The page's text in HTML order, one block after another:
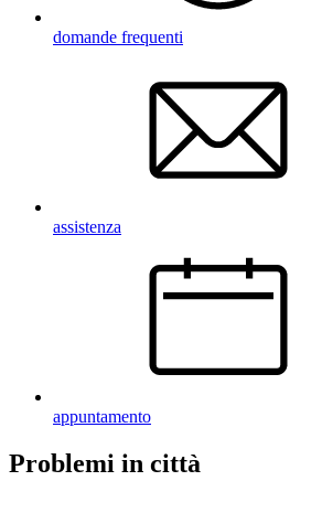
domande frequenti
assistenza
appuntamento
Problemi in città